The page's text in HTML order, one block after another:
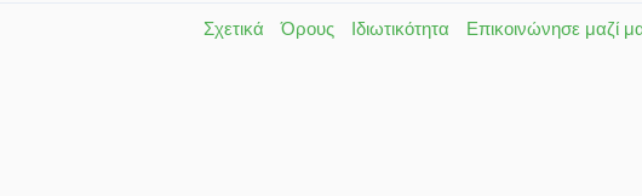
Σχετικά Όρους Ιδιωτικότητα Επικοινώνησε μαζί